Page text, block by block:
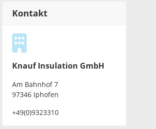
Kontakt
Knauf Insulation GmbH
Am Bahnhof 7
97346 Iphofen
+49(0)9323310